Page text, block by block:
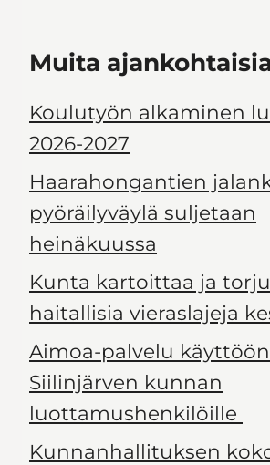
Muita
Koulutyön alkaminen
2026-2027
Haarahongantien
pyöräilyväylä suljetaan
heinäkuussa
Kunta kartoittaa ja
haitallisia vieraslajeja
Aimoa-palvelu käyttöön
Siilinjärven kunnan
luottamushenkilöille
Kunnanhallituksen